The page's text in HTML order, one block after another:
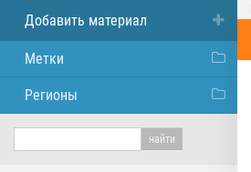
Добавить материал
Метки
Регионы